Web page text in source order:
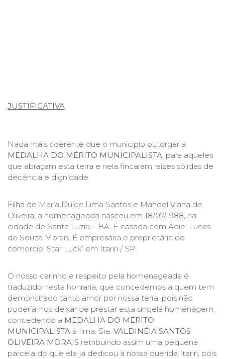
JUSTIFICATIVA
Nada mais coerente que o município outorgar a
MEDALHA DO MÉRITO MUNICIPALISTA, para aqueles
que abraçam esta terra e nela fincaram raízes sólidas de
decência e dignidade.
Filha de Maria Dulce Lima Santos e Manoel Viana de
Oliveira, a homenageada nasceu em 18/07/1988, na
cidade de Santa Luzia – BA. É casada com Adiel Lucas
de Souza Morais. É empresária e proprietária do
comércio ‘Star Luck’ em Itariri / SP.
O nosso carinho e respeito pela homenageada é
traduzido nesta honraria, que concedemos a quem tem
demonstrado tanto amor por nossa terra, pois não
poderíamos deixar de prestar esta singela homenagem,
concedendo a MEDALHA DO MÉRITO
MUNICIPALISTA à Ilma. Sra. VALDINÉIA SANTOS
OLIVEIRA MORAIS retribuindo assim uma pequena
parcela do que ela já dedicou à nossa querida Itariri, pois